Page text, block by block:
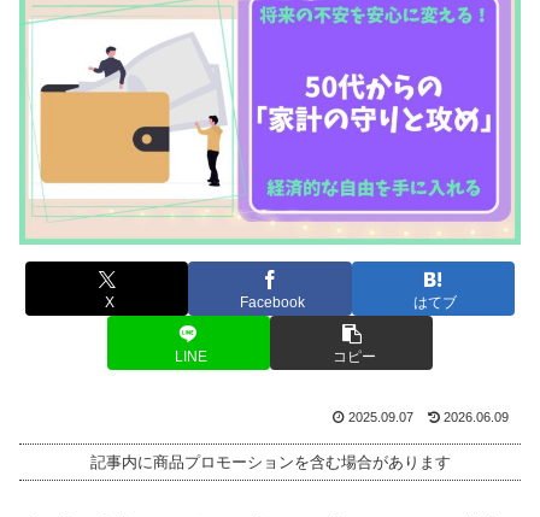
X Facebook はてブ
LINE コピー
2025.09.07 2026.06.09
記事内に商品プロモーションを含む場合があります